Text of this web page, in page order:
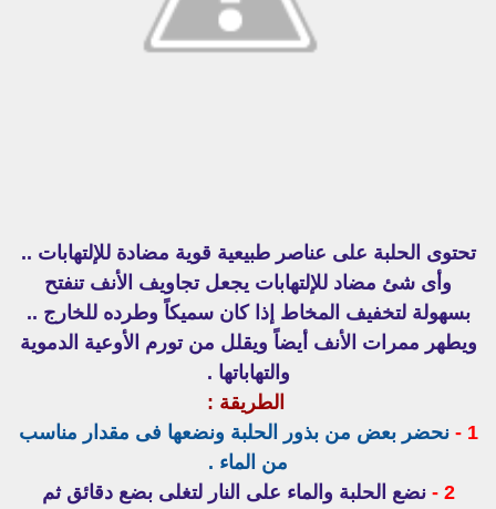
تحتوى الحلبة على عناصر طبيعية قوية مضادة للإلتهابات ..
وأى شئ مضاد للإلتهابات يجعل تجاويف الأنف تنفتح
بسهولة لتخفيف المخاط إذا كان سميكاً وطرده للخارج ..
ويطهر ممرات الأنف أيضاً ويقلل من تورم الأوعية الدموية
والتهاباتها .
الطريقة :
1 -
نحضر بعض من بذور الحلبة ونضعها فى مقدار مناسب
من الماء .
2 -
نضع الحلبة والماء على النار لتغلى بضع دقائق ثم